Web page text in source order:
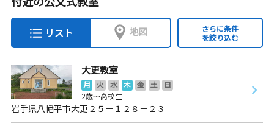
リスト 地図
さらに条件
を絞り込む
大更教室
月 火 水 木 金 土
日
2歳～高校生
岩手県八幡平市大更２５－１２８－２３